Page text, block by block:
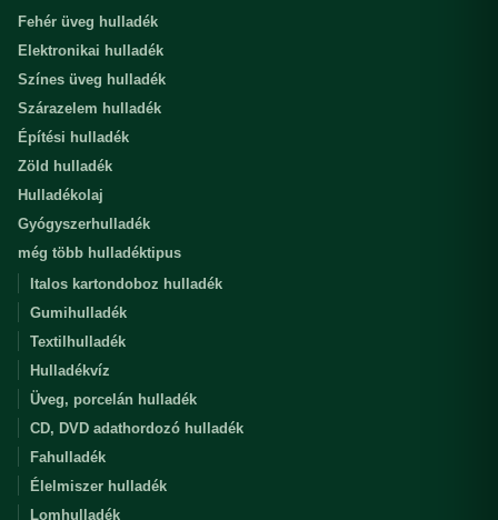
Fehér üveg hulladék
Elektronikai hulladék
Színes üveg hulladék
Szárazelem hulladék
Építési hulladék
Zöld hulladék
Hulladékolaj
Gyógyszerhulladék
még több hulladéktipus
Italos kartondoboz hulladék
Gumihulladék
Textilhulladék
Hulladékvíz
Üveg, porcelán hulladék
CD, DVD adathordozó hulladék
Fahulladék
Élelmiszer hulladék
Lomhulladék